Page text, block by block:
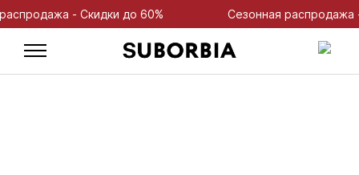
- Скидки до 60% Сезонная распродажа -